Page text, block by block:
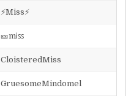
⚡Miss⚡
🎫mᎥꜱꜱ
CloisteredMiss
GruesomeMindomel